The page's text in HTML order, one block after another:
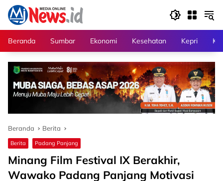
Langsung
konten
Beranda
Sumbar Ekonomi Kesehatan Kepri
Beranda Berita
Berita Padang Panjang
Minang Film Festival IX Berakhir,
Wawako Padang Panjang Motivasi